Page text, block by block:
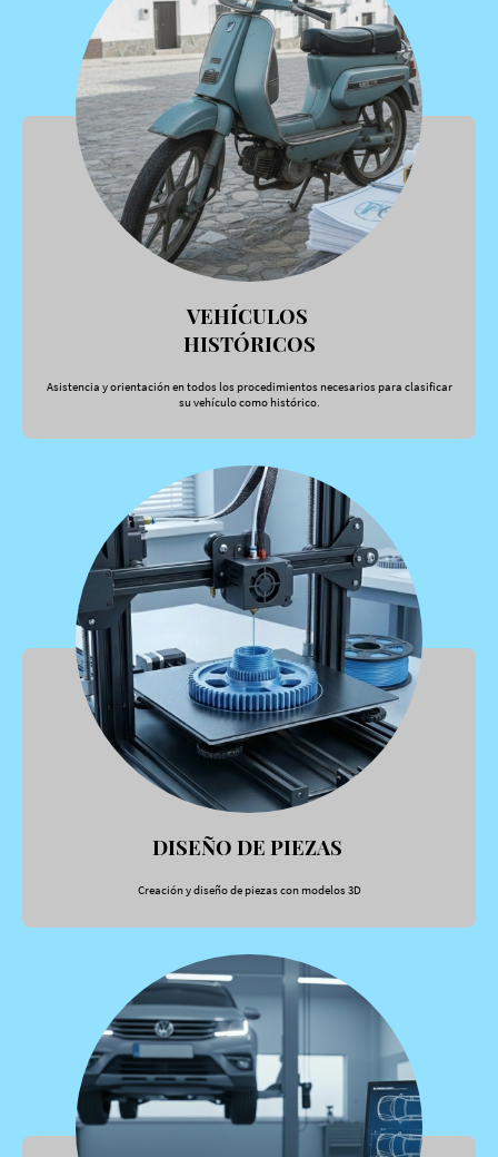
VEHÍCULOS
HISTÓRICOS
Asistencia y orientación en todos los procedimientos necesarios para clasificar
su vehículo como histórico.
DISEÑO DE PIEZAS
Creación y diseño de piezas con modelos 3D